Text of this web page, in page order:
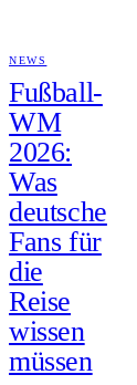
NEWS
Fußball-
WM
2026:
Was
deutsche
Fans für
die
Reise
wissen
müssen